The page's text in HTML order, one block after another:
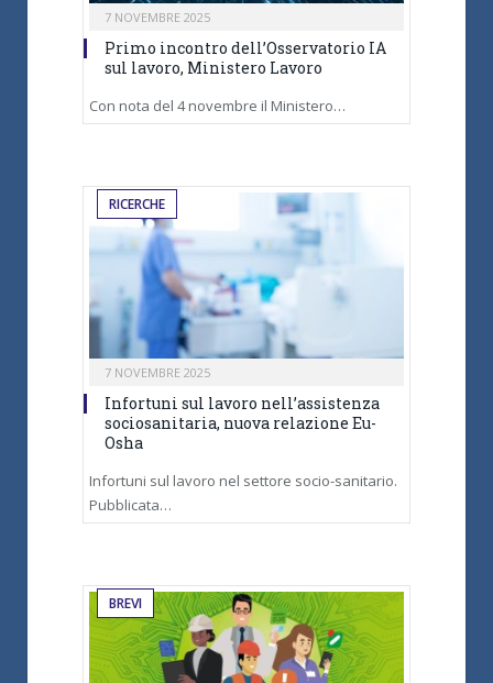
7 NOVEMBRE 2025
Primo incontro dell’Osservatorio IA
sul lavoro, Ministero Lavoro
Con nota del 4 novembre il Ministero…
RICERCHE
7 NOVEMBRE 2025
Infortuni sul lavoro nell’assistenza
sociosanitaria, nuova relazione Eu-
Osha
Infortuni sul lavoro nel settore socio-sanitario.
Pubblicata…
BREVI